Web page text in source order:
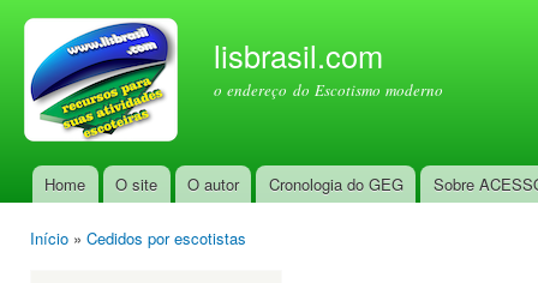
lisbrasil.com
o endereço do Escotismo moderno
Menu principal
Home O site O autor Cronologia do GEG Sobre
Início » Cedidos por escotistas